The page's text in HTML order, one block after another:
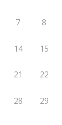
7 8
14 15
21 22
28 29